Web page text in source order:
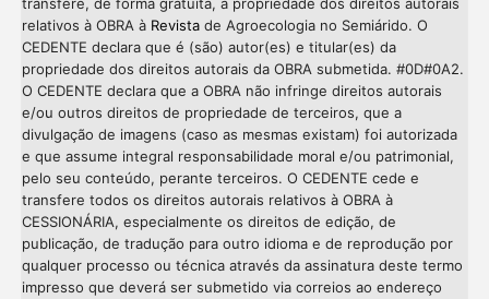
transfere, de forma gratuita, a propriedade dos direitos autorais
relativos à OBRA à Revistade Agroecologia no Semiárido. O
CEDENTE declara que é (são) autor(es) e titular(es) da
propriedade dos direitos autorais da OBRA submetida. #0D#0A2.
O CEDENTE declara que a OBRA não infringe direitos autorais
e/ou outros direitos de propriedade de terceiros, que a
divulgação de imagens (caso as mesmas existam) foi autorizada
e que assume integral responsabilidade moral e/ou patrimonial,
pelo seu conteúdo, perante terceiros. O CEDENTE cede e
transfere todos os direitos autorais relativos à OBRA à
CESSIONÁRIA, especialmente os direitos de edição, de
publicação, de tradução para outro idioma e de reprodução por
qualquer processo ou técnica através da assinatura deste termo
impresso que deverá ser submetido via correios ao endereço